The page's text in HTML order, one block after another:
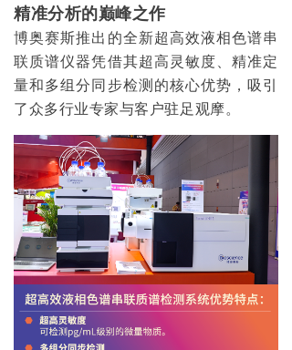
精准分析的巅峰之作
博奥赛斯推出的全新超高效液相色谱串
联质谱仪器凭借其超高灵敏度、精准定
量和多组分同步检测的核心优势，吸引
了众多行业专家与客户驻足观摩。